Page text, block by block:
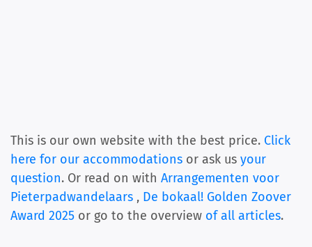
This is our own website with the best price. Click
here for our accommodations or ask us your
question. Or read on with Arrangementen voor
Pieterpadwandelaars , De bokaal! Golden Zoover
Award 2025 or go to the overview of all articles.